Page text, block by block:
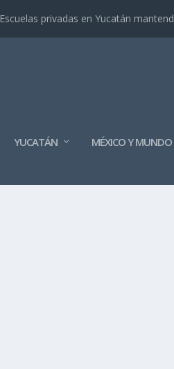
Escuelas privadas en Yucatán
YUCATÁN MÉXICO Y MUNDO